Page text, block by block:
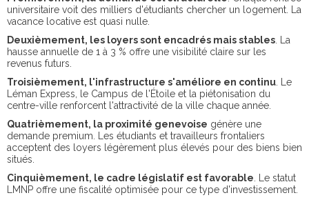
universitaire voit des milliers d'étudiants chercher un logement. La
vacance locative est quasi nulle.
Deuxièmement, les loyers sont encadrés mais stables . La
hausse annuelle de 1 à 3 % offre une visibilité claire sur les
revenus futurs.
Troisièmement, l'infrastructure s'améliore en continu . Le
Léman Express, le Campus de l'Étoile et la piétonisation du
centre-ville renforcent l'attractivité de la ville chaque année.
Quatrièmement, la proximité genevoise génère une
demande premium. Les étudiants et travailleurs frontaliers
acceptent des loyers légèrement plus élevés pour des biens bien
situés.
Cinquièmement, le cadre législatif est favorable . Le statut
LMNP offre une fiscalité optimisée pour ce type d'investissement.